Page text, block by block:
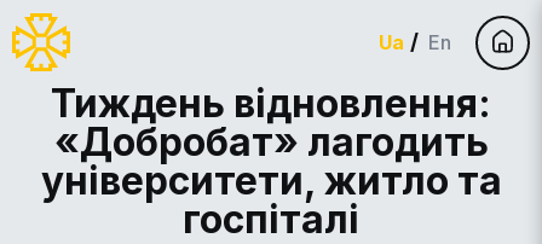
Ua En
Тиждень відновлення:
«Добробат» лагодить
університети, житло та
госпіталі